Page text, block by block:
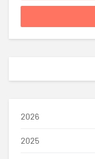
2026
2025